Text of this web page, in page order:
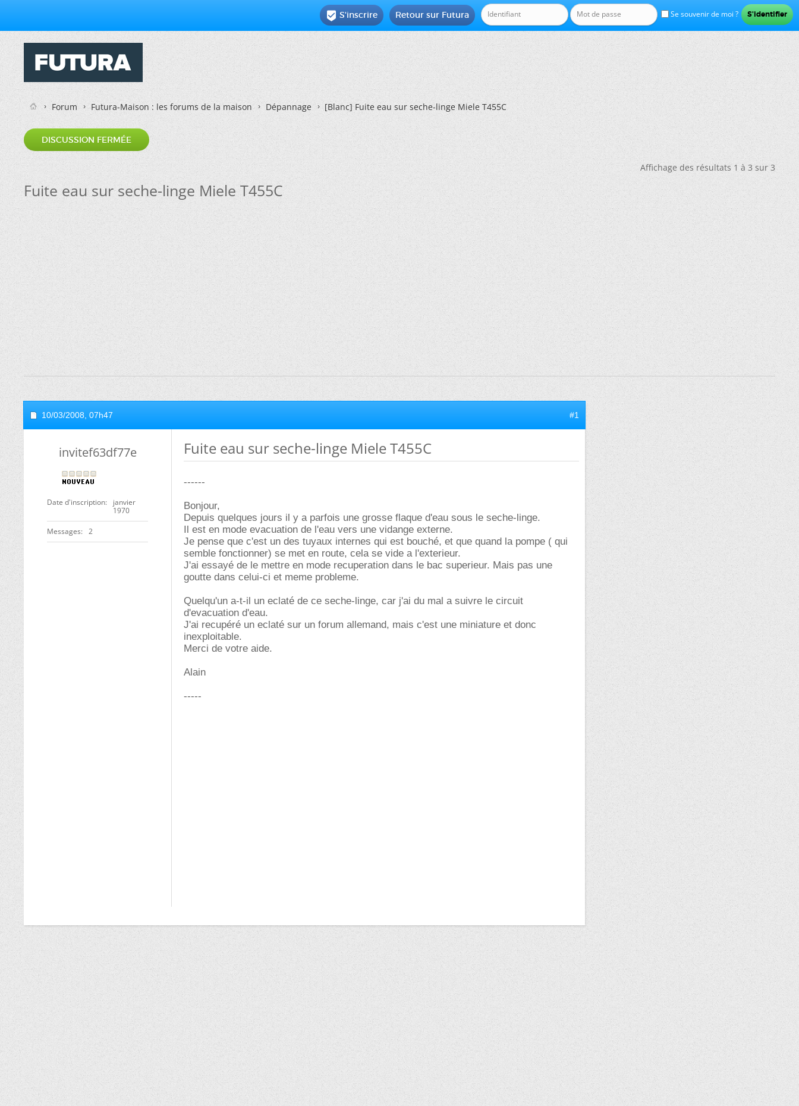
Se souvenir de moi ?
Retour sur Futura
 S'inscrire
Forum Futura-Maison : les forums de la maison Dépannage [Blanc]Fuite eau sur seche-linge Miele T455C
DISCUSSION FERMÉE
Affichage des résultats 1 à 3 sur 3
Fuite eau sur seche-linge Miele T455C
10/03/2008, 07h47 #1
invitef63df77e
Date d'inscription
janvier
1970
Messages 2
Fuite eau sur seche-linge Miele T455C
------
Bonjour,
Depuis quelques jours il y a parfois une grosse flaque d'eau sous le seche-linge.
Il est en mode evacuation de l'eau vers une vidange externe.
Je pense que c'est un des tuyaux internes qui est bouché, et que quand la pompe ( qui
semble fonctionner) se met en route, cela se vide a l'exterieur.
J'ai essayé de le mettre en mode recuperation dans le bac superieur. Mais pas une
goutte dans celui-ci et meme probleme.
Quelqu'un a-t-il un eclaté de ce seche-linge, car j'ai du mal a suivre le circuit
d'evacuation d'eau.
J'ai recupéré un eclaté sur un forum allemand, mais c'est une miniature et donc
inexploitable.
Merci de votre aide.
Alain
-----